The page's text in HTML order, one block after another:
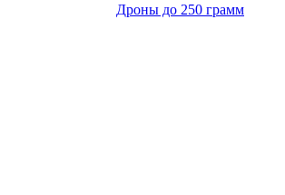
Дроны до 250 грамм